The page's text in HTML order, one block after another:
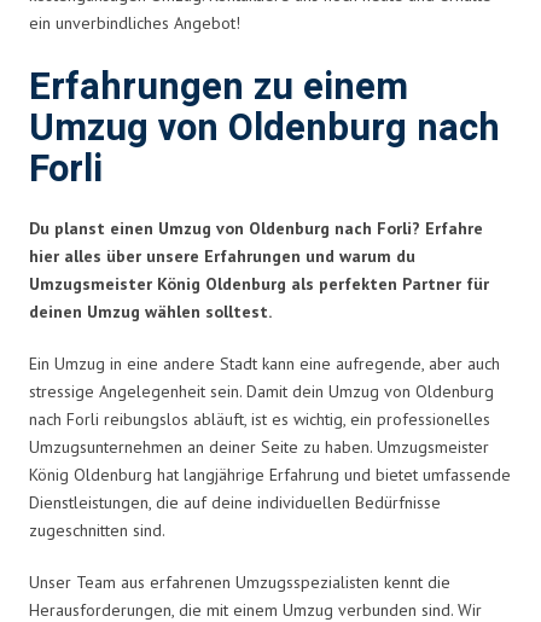
ein unverbindliches Angebot!
Erfahrungen zu einem
Umzug von Oldenburg nach
Forli
Du planst einen Umzug von Oldenburg nach Forli? Erfahre
hier alles über unsere Erfahrungen und warum du
Umzugsmeister König Oldenburg als perfekten Partner für
deinen Umzug wählen solltest.
Ein Umzug in eine andere Stadt kann eine aufregende, aber auch
stressige Angelegenheit sein. Damit dein Umzug von Oldenburg
nach Forli reibungslos abläuft, ist es wichtig, ein professionelles
Umzugsunternehmen an deiner Seite zu haben. Umzugsmeister
König Oldenburg hat langjährige Erfahrung und bietet umfassende
Dienstleistungen, die auf deine individuellen Bedürfnisse
zugeschnitten sind.
Unser Team aus erfahrenen Umzugsspezialisten kennt die
Herausforderungen, die mit einem Umzug verbunden sind. Wir